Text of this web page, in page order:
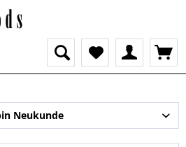
Neukunde